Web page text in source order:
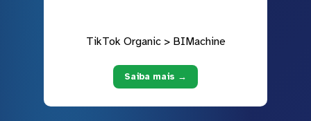
TikTok Organic > BIMachine
Saiba mais →